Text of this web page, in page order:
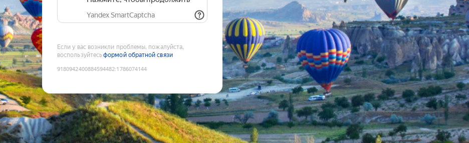
Yandex SmartCaptcha
Если у вас возникли проблемы, пожалуйста,
воспользуйтесьформой обратной связи
9180942400884594482:1786074144